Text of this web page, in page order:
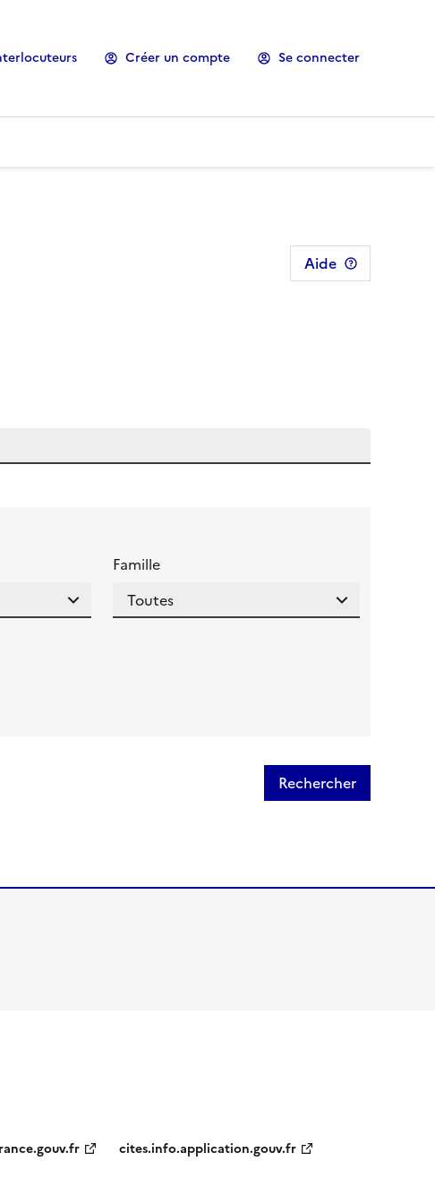
Créer un compte Se connecter
Aide
Famille
Rechercher
cites.info.application.gouv.fr